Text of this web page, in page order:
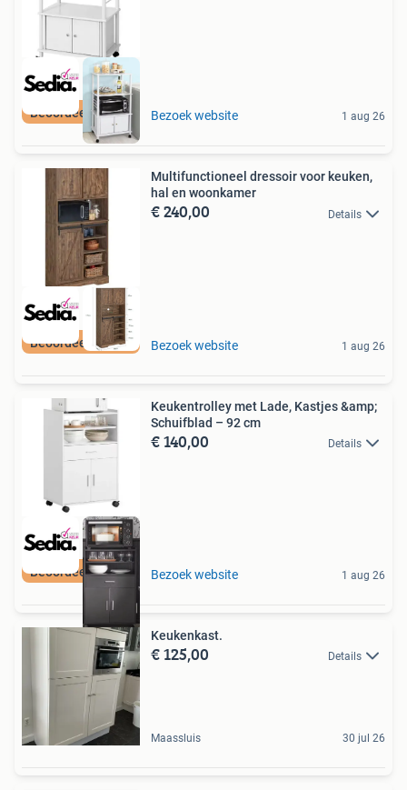
Beoordeeld met 9+ Bezoek website 1 aug 26
Beoordeeld met 9+
Multifunctioneel dressoir voor keuken,
hal en woonkamer
€ 240,00 Details
Bezoek website 1 aug 26
Beoordeeld met 9+
Keukentrolley met Lade, Kastjes &amp;
Schuifblad – 92 cm
€ 140,00 Details
Bezoek website 1 aug 26
Keukenkast.
€ 125,00 Details
Maassluis 30 jul 26